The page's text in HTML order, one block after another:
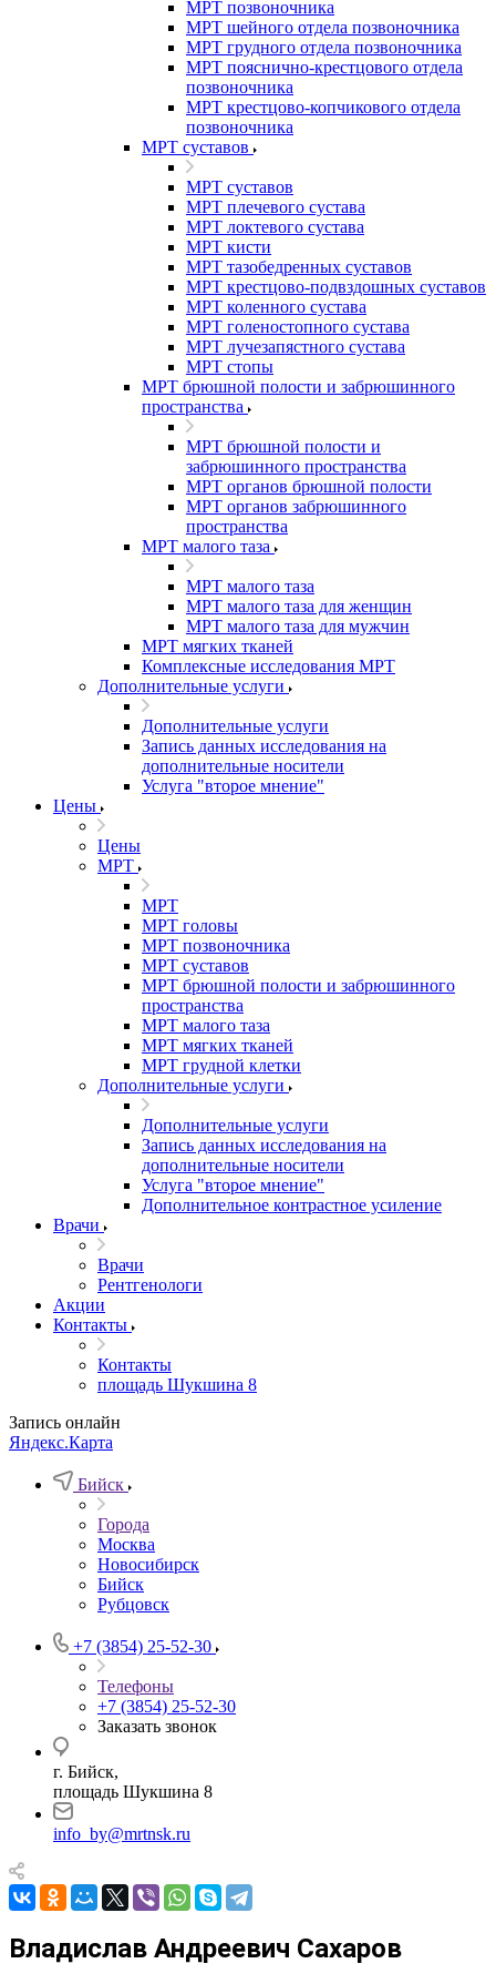
МРТ позвоночника
МРТ шейного отдела позвоночника
МРТ грудного отдела позвоночника
МРТ пояснично-крестцового отдела
позвоночника
МРТ крестцово-копчикового отдела
позвоночника
МРТ суставов
МРТ суставов
МРТ плечевого сустава
МРТ локтевого сустава
МРТ кисти
МРТ тазобедренных суставов
МРТ крестцово-подвздошных суставов
МРТ коленного сустава
МРТ голеностопного сустава
МРТ лучезапястного сустава
МРТ стопы
МРТ брюшной полости и забрюшинного
пространства
МРТ брюшной полости и
забрюшинного пространства
МРТ органов брюшной полости
МРТ органов забрюшинного
пространства
МРТ малого таза
МРТ малого таза
МРТ малого таза для женщин
МРТ малого таза для мужчин
МРТ мягких тканей
Комплексные исследования МРТ
Дополнительные услуги
Дополнительные услуги
Запись данных исследования на
дополнительные носители
Услуга "второе мнение"
Цены
Цены
МРТ
МРТ
МРТ головы
МРТ позвоночника
МРТ суставов
МРТ брюшной полости и забрюшинного
пространства
МРТ малого таза
МРТ мягких тканей
МРТ грудной клетки
Дополнительные услуги
Дополнительные услуги
Запись данных исследования на
дополнительные носители
Услуга "второе мнение"
Дополнительное контрастное усиление
Врачи
Врачи
Рентгенологи
Акции
Контакты
Контакты
площадь Шукшина 8
Запись онлайн
Яндекс.Карта
Бийск
Города
Москва
Новосибирск
Бийск
Рубцовск
+7 (3854) 25-52-30
Телефоны
+7 (3854) 25-52-30
Заказать звонок
г. Бийск,
площадь Шукшина 8
info_by@mrtnsk.ru
Владислав Андреевич Сахаров